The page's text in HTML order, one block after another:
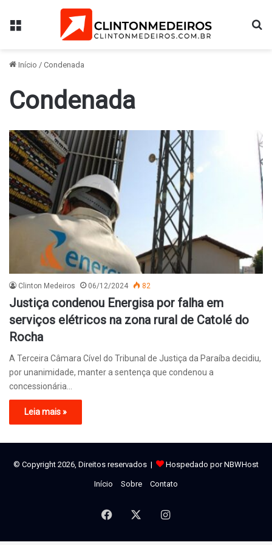
Menu
Início / Condenada
Condenada
Clinton Medeiros 06/12/2024 82
Justiça condenou Energisa por falha em
serviços elétricos na zona rural de Catolé do
Rocha
A Terceira Câmara Cível do Tribunal de Justiça da Paraíba decidiu,
por unanimidade, manter a sentença que condenou a
concessionária…
Leia mais »
© Copyright 2026, Direitos reservados | Hospedado por NBWHost
Início Sobre Contato
Facebook Instagram